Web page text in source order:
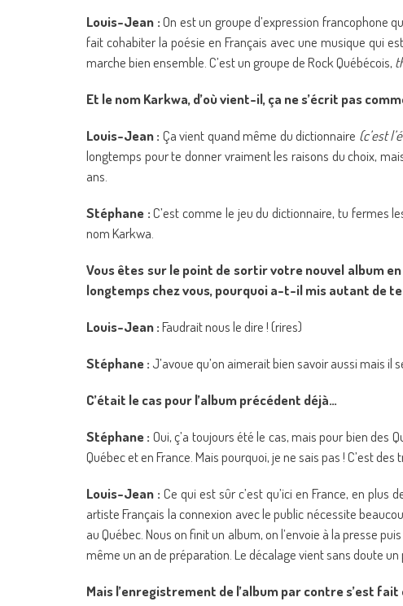
Louis-Jean :On est un groupe d’expression francophone
fait cohabiter la poésie en Français avec une musique qui
marche bien ensemble. C’est un groupe de Rock Québécois,
Et le nom Karkwa, d’où vient-il, ça ne s’écrit pas
Louis-Jean : Ça vient quand même du dictionnaire (c’est
longtemps pour te donner vraiment les raisons du choix,
ans.
Stéphane :C’est comme le jeu du dictionnaire, tu fermes
nom Karkwa.
Vous êtes sur le point de sortir votre nouvel album en
longtemps chez vous, pourquoi a-t-il mis autant de
Louis-Jean :Faudrait nous le dire ! (rires)
Stéphane : J’avoue qu’on aimerait bien savoir aussi mais il
C’était le cas pour l’album précédent déjà…
Stéphane : Oui, ç’a toujours été le cas, mais pour bien des
Québec et en France. Mais pourquoi, je ne sais pas ! C’est des
Louis-Jean : Ce qui est sûr c’est qu’ici en France, en
artiste Français la connexion avec le public nécessite
au Québec. Nous on finit un album, on l’envoie à la presse
même un an de préparation. Le décalage vient sans doute un
Mais l’enregistrement de l’album par contre s’est